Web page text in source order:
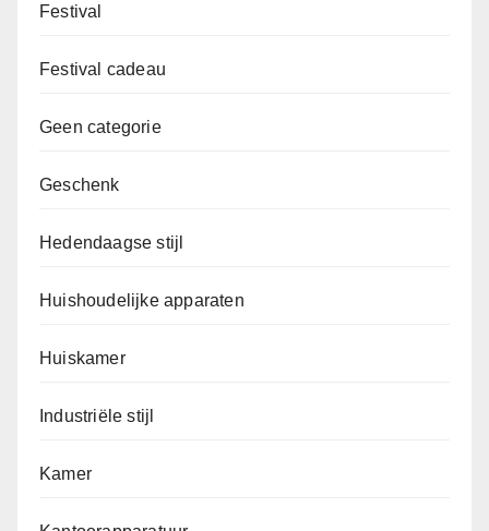
Festival
Festival cadeau
Geen categorie
Geschenk
Hedendaagse stijl
Huishoudelijke apparaten
Huiskamer
Industriële stijl
Kamer